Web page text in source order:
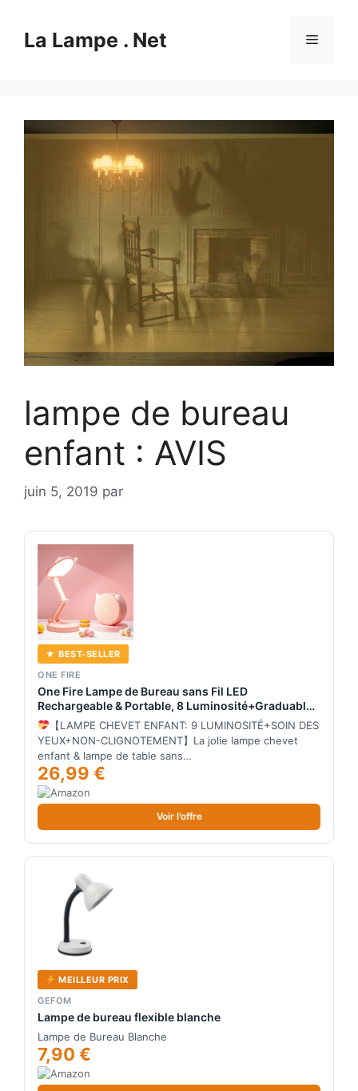
contenuLa Lampe . Net Menu
lampe de bureau
enfant : AVIS
juin 5, 2019 par
★ BEST-SELLER
ONE FIRE
One Fire Lampe de Bureau sans Fil LED
Rechargeable & Portable, 8 Luminosité+Graduable
Lampe Rose en Forme de Chat & Kawaii, 3600mAh
Rechargeable Stylo Kawaii Fille Lampe Chevet
Enfant, Cadeau Filles
【LAMPE CHEVET ENFANT: 9 LUMINOSITÉ+SOIN DES
YEUX+NON-CLIGNOTEMENT】La jolie lampe chevet
enfant & lampe de table sans…
26,99 €
Voir l'offre
MEILLEUR PRIX
GEFOM
Lampe de bureau flexible blanche
Lampe de Bureau Blanche
7,90 €